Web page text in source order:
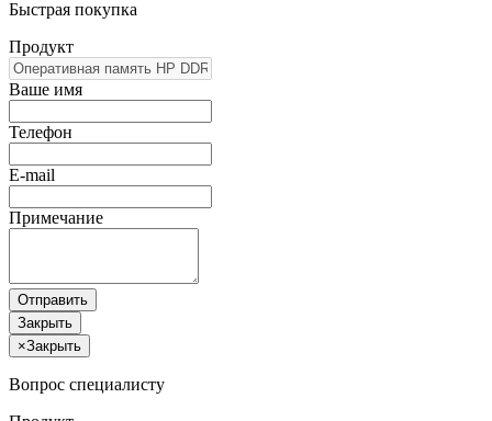
Быстрая покупка
Продукт
Ваше имя
Телефон
E-mail
Примечание
Отправить
Закрыть
×Закрыть
Вопрос специалисту